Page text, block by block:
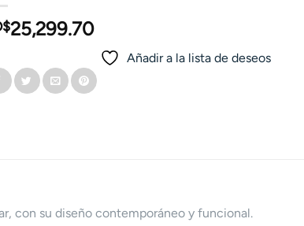
25,299.70
Añadir a la lista de deseos
con su diseño contemporáneo y funcional.